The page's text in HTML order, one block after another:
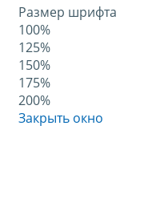
Размер шрифта
100%
125%
150%
175%
200%
Закрыть окно